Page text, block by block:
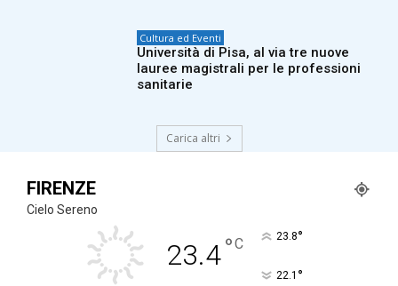
Cultura ed Eventi
Università di Pisa, al via tre nuove
lauree magistrali per le professioni
sanitarie
Carica altri
FIRENZE
Cielo Sereno
23.4°C 23.8°
22.1 °